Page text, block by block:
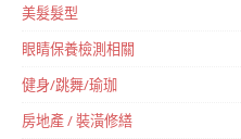
美髮髮型
眼睛保養檢測相關
健身/跳舞/瑜珈
房地產 / 裝潢修繕